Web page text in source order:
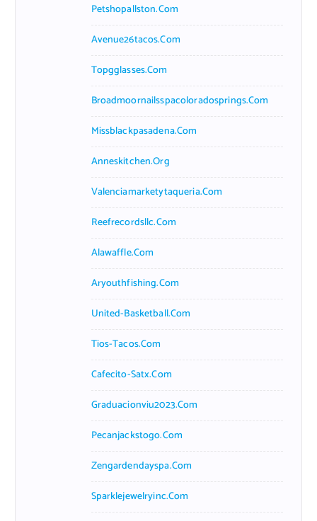
Petshopallston.com
Avenue26tacos.com
Topgglasses.com
Broadmoornailsspacoloradosprings.com
Missblackpasadena.com
Anneskitchen.org
Valenciamarketytaqueria.com
Reefrecordsllc.com
Alawaffle.com
Aryouthfishing.com
United-Basketball.com
Tios-Tacos.com
Cafecito-Satx.com
Graduacionviu2023.com
Pecanjackstogo.com
Zengardendayspa.com
Sparklejewelryinc.com